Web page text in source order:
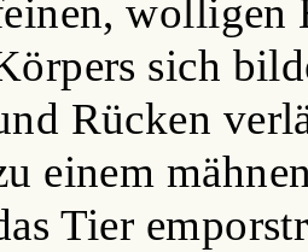
wolligen
sich
Rücken
einem
Tier